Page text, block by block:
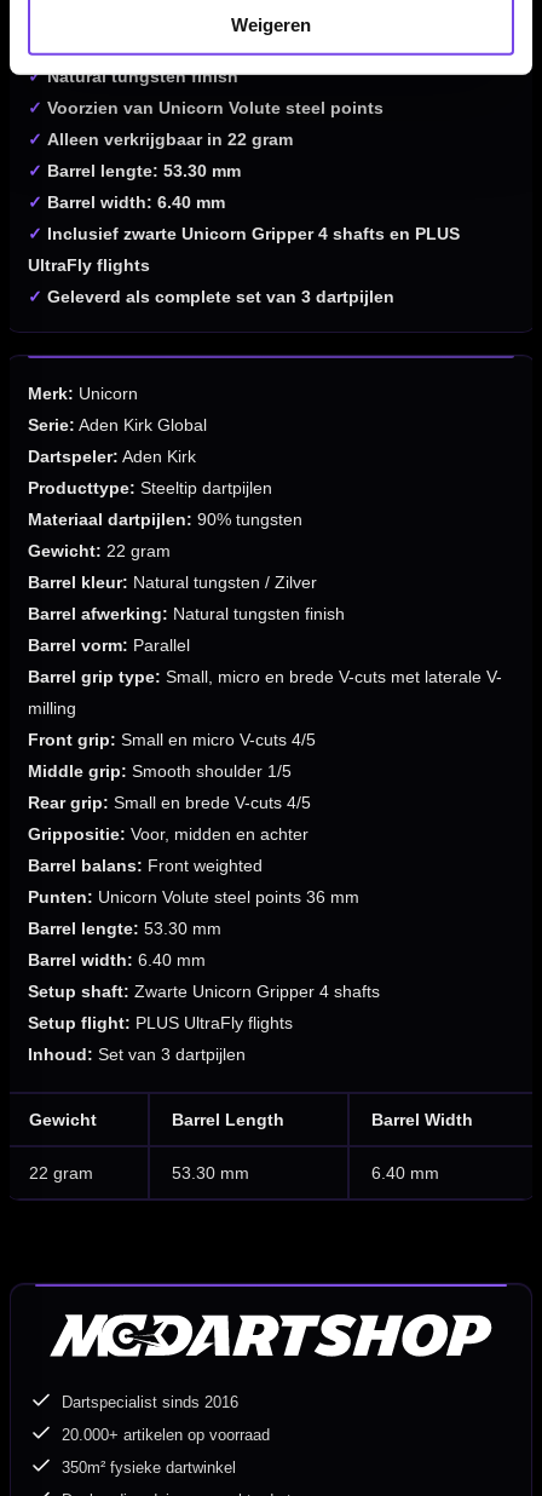
Weigeren
✓ Natural tungsten finish
✓ Voorzien van Unicorn Volute steel points
✓ Alleen verkrijgbaar in 22 gram
✓ Barrel lengte: 53.30 mm
✓ Barrel width: 6.40 mm
✓ Inclusief zwarte Unicorn Gripper 4 shafts en PLUS
UltraFly flights
✓ Geleverd als complete set van 3 dartpijlen
Merk: Unicorn
Serie: Aden Kirk Global
Dartspeler: Aden Kirk
Producttype: Steeltip dartpijlen
Materiaal dartpijlen: 90% tungsten
Gewicht: 22 gram
Barrel kleur: Natural tungsten / Zilver
Barrel afwerking: Natural tungsten finish
Barrel vorm: Parallel
Barrel grip type: Small, micro en brede V-cuts met laterale V-
milling
Front grip: Small en micro V-cuts 4/5
Middle grip: Smooth shoulder 1/5
Rear grip: Small en brede V-cuts 4/5
Grippositie: Voor, midden en achter
Barrel balans: Front weighted
Punten: Unicorn Volute steel points 36 mm
Barrel lengte: 53.30 mm
Barrel width: 6.40 mm
Setup shaft: Zwarte Unicorn Gripper 4 shafts
Setup flight: PLUS UltraFly flights
Inhoud: Set van 3 dartpijlen
Gewicht Barrel Length Barrel Width
22 gram 53.30 mm 6.40 mm
Dartspecialist sinds 2016
20.000+ artikelen op voorraad
350m² fysieke dartwinkel